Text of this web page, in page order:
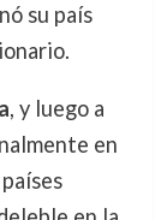
su país
, y luego a
en